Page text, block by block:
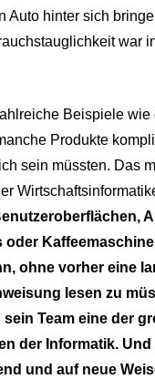
Auto hinter sich
war
Beispiele wie
Produkte
sein müssten. Das
oder
ohne vorher eine
lesen zu
Team eine der
der Informatik. Und
und auf neue